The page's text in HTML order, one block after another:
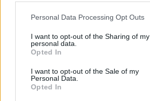
Personal Data Processing Opt Outs
I want to opt-out of the Sharing of my
personal data.
Opted In
I want to opt-out of the Sale of my
Personal Data.
Opted In